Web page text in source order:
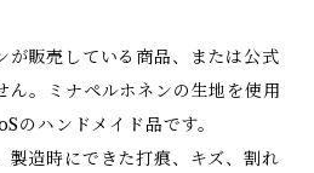
が販売している商品、または公式
ん。ミナペルホネンの生地を使用
のハンドメイド品です。
製造時にできた打痕、キズ、割れ